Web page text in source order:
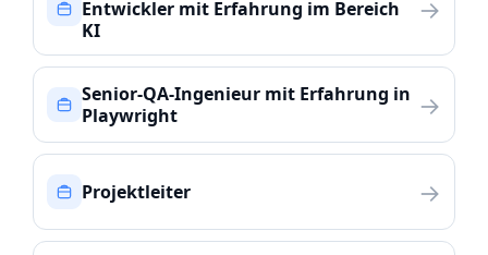
Entwickler mit Erfahrung im Bereich
KI
→
Senior-QA-Ingenieur mit Erfahrung in
Playwright
→
Projektleiter →